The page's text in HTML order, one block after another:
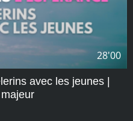
28'00
avec les jeunes |